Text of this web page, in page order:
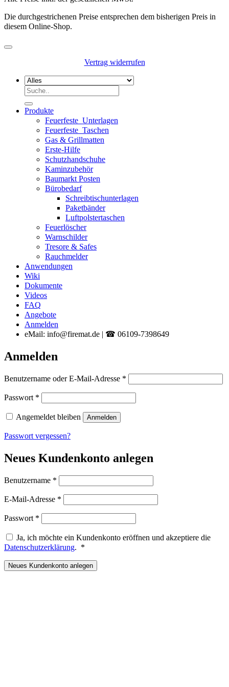
Die durchgestrichenen Preise entsprechen dem bisherigen Preis in
diesem Online-Shop.
Vertrag widerrufen
Suchen
Produkte
Feuerfeste_Unterlagen
Feuerfeste_Taschen
Gas & Grillmatten
Erste-Hilfe
Schutzhandschuhe
Kaminzubehör
Baumarkt Posten
Bürobedarf
Schreibtischunterlagen
Paketbänder
Luftpolstertaschen
Feuerlöscher
Warnschilder
Tresore & Safes
Rauchmelder
Anwendungen
Wiki
Dokumente
Videos
FAQ
Angebote
Anmelden
eMail: info@firemat.de | ☎ 06109-7398649
Anmelden
Benutzername oder E-Mail-Adresse *
Passwort *
Angemeldet bleiben Anmelden
Passwort vergessen?
Neues Kundenkonto anlegen
Benutzername *
E-Mail-Adresse *
Passwort *
Ja, ich möchte ein Kundenkonto eröffnen und akzeptiere die
Datenschutzerklärung. *
Neues Kundenkonto anlegen